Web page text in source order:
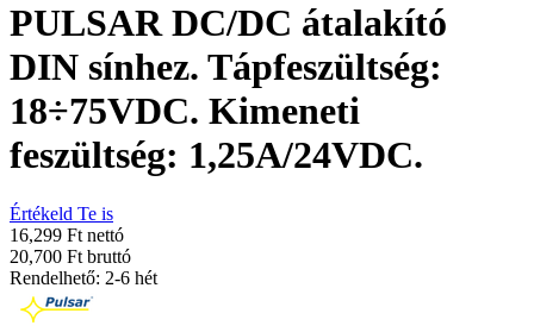
PULSAR DC/DC átalakító
DIN sínhez. Tápfeszültség:
18÷75VDC. Kimeneti
feszültség: 1,25A/24VDC.
Értékeld Te is
16,299 Ft nettó
20,700 Ft bruttó
Rendelhető: 2-6 hét